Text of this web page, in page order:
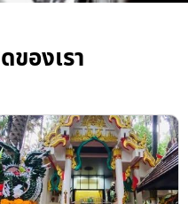
ของเรา